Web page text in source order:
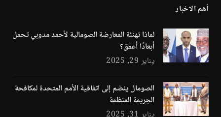
أهم الاخبار
لماذا تهنئة المعارضة الصومالية لأحمد مدوبي تحمل
أبعادًا أعمق؟
يناير 29, 2025
الصومال ينضم إلى اتفاقية الأمم المتحدة لمكافحة
الجريمة المنظمة